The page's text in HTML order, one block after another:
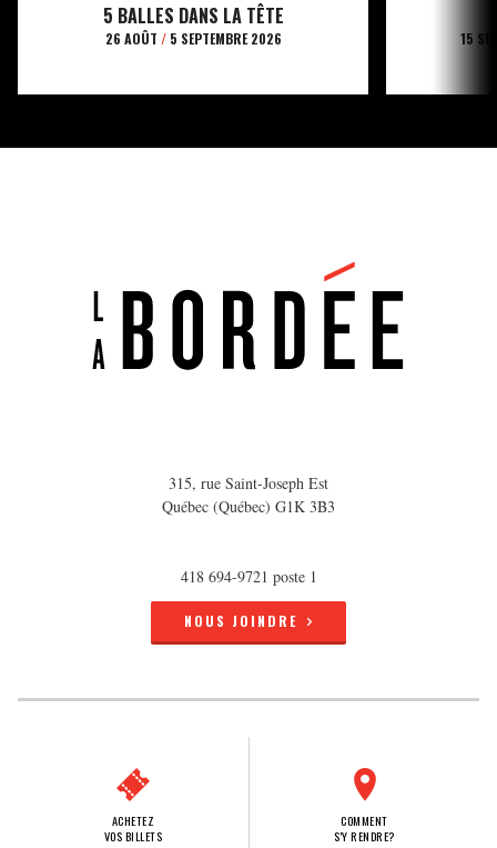
5 BALLES DANS LA TÊTE
26 AOÛT /5 SEPTEMBRE 2026 15
315, rue Saint-Joseph Est
Québec (Québec) G1K 3B3
418 694-9721 poste 1
NOUS JOINDRE
ACHETEZ
VOS BILLETS
COMMENT
S'Y RENDRE?